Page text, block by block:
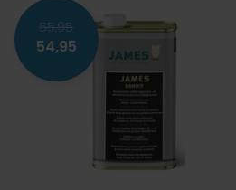
55,95
54,95